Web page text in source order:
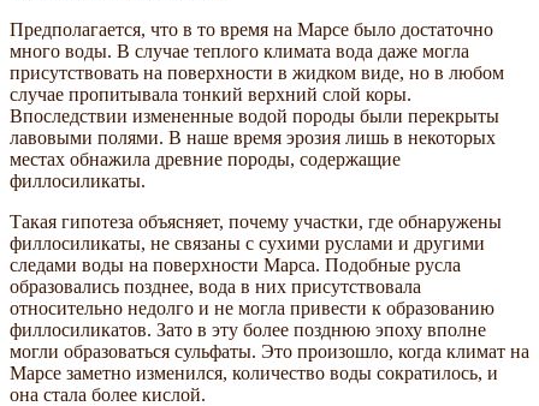
Предполагается, что в то время на Марсе было достаточно
много воды. В случае теплого климата вода даже могла
присутствовать на поверхности в жидком виде, но в любом
случае пропитывала тонкий верхний слой коры.
Впоследствии измененные водой породы были перекрыты
лавовыми полями. В наше время эрозия лишь в некоторых
местах обнажила древние породы, содержащие
филлосиликаты.
Такая гипотеза объясняет, почему участки, где обнаружены
филлосиликаты, не связаны с сухими руслами и другими
следами воды на поверхности Марса. Подобные русла
образовались позднее, вода в них присутствовала
относительно недолго и не могла привести к образованию
филлосиликатов. Зато в эту более позднюю эпоху вполне
могли образоваться сульфаты. Это произошло, когда климат на
Марсе заметно изменился, количество воды сократилось, и
она стала более кислой.